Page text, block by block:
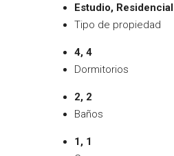
Estudio, Residencial
Tipo de propiedad
4, 4
Dormitorios
2, 2
Baños
1, 1